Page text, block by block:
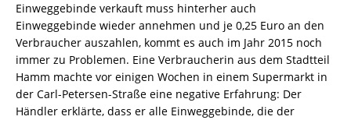
Einweggebinde verkauft muss hinterher auch
Einweggebinde wieder annehmen und je 0,25 Euro an den
Verbraucher auszahlen, kommt es auch im Jahr 2015 noch
immer zu Problemen. Eine Verbraucherin aus dem Stadtteil
Hamm machte vor einigen Wochen in einem Supermarkt in
der Carl-Petersen-Straße eine negative Erfahrung: Der
Händler erklärte, dass er alle Ein­weggebinde, die der